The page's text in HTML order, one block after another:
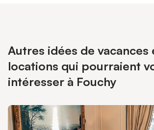
Autres idées de vacances
locations qui pourraient
intéresser à Fouchy